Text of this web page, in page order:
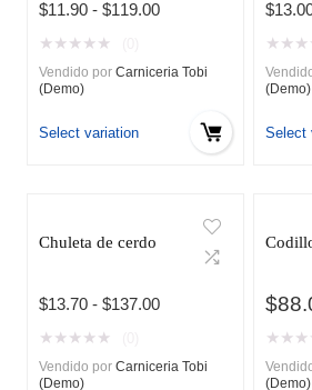
$11.90 - $119.00Rango
desde
$119.00
★ ★ ★ ★ ★
Vendido por Carniceria Tobi
(Demo)
Select variation
$
★ ★ ★
(Demo)
Select
Chuleta de cerdo
$13.70 - $137.00Rango
desde
★ ★ ★ ★ ★
Vendido por Carniceria Tobi
(Demo)
$
★ ★ ★
(Demo)